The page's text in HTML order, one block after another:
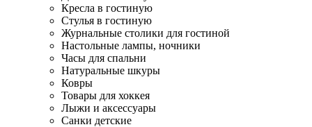
Кресла в гостиную
Стулья в гостиную
Журнальные столики для гостиной
Настольные лампы, ночники
Часы для спальни
Натуральные шкуры
Ковры
Товары для хоккея
Лыжи и аксессуары
Санки детские